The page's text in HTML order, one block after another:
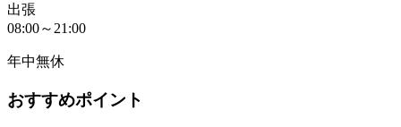
出張
08:00～21:00
年中無休
おすすめポイント